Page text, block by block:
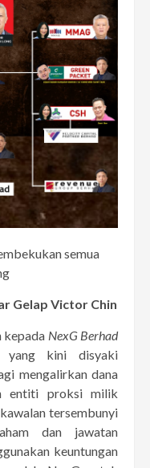
semua
Gelap Victor Chin
kepada NexG Berhad
yang kini disyaki
mengalirkan dana
entiti proksi milik
tersembunyi
dan jawatan
keuntungan